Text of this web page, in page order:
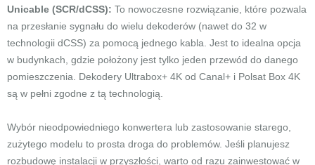
Unicable (SCR/dCSS): To nowoczesne rozwiązanie, które pozwala
na przesłanie sygnału do wielu dekoderów (nawet do 32 w
technologii dCSS) za pomocą jednego kabla. Jest to idealna opcja
w budynkach, gdzie położony jest tylko jeden przewód do danego
pomieszczenia. Dekodery Ultrabox+ 4K od Canal+ i Polsat Box 4K
są w pełni zgodne z tą technologią.
Wybór nieodpowiedniego konwertera lub zastosowanie starego,
zużytego modelu to prosta droga do problemów. Jeśli planujesz
rozbudowę instalacji w przyszłości, warto od razu zainwestować w